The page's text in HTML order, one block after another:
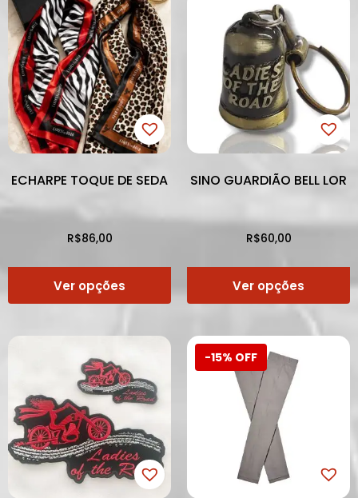
ECHARPE TOQUE DE SEDA
R$86,00
Ver opções
SINO GUARDIÃO BELL LOR
R$60,00
Ver opções
-15% OFF